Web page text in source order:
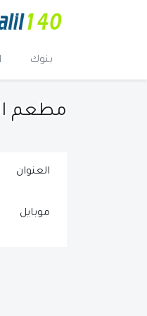
بنوك
مطعم
العنوان
موبايل